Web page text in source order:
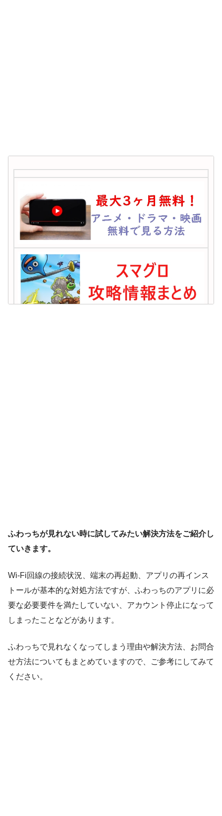
ふわっちが見れない時に試してみたい解決方法をご紹介し
ていきます。
Wi-Fi回線の接続状況、端末の再起動、アプリの再インス
トールが基本的な対処方法ですが、ふわっちのアプリに必
要な必要要件を満たしていない、アカウント停止になって
しまったことなどがあります。
ふわっちで見れなくなってしまう理由や解決方法、お問合
せ方法についてもまとめていますので、ご参考にしてみて
ください。